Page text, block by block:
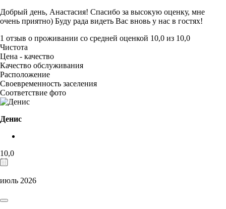
Добрый день, Анастасия! Спасибо за высокую оценку, мне
очень приятно) Буду рада видеть Вас вновь у нас в гостях!
1 отзыв о проживании со средней оценкой 10,0 из 10,0
Чистота
Цена - качество
Качество обслуживания
Расположение
Своевременность заселения
Соответствие фото
Денис
10,0
июль 2026